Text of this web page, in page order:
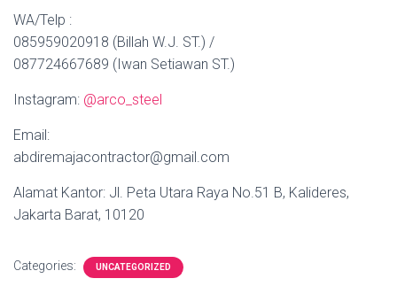
WA/Telp :
085959020918 (Billah W.J. ST.) /
087724667689 (Iwan Setiawan ST.)
Instagram: @arco_steel
Email:
abdiremajacontractor@gmail.com
Alamat Kantor: Jl. Peta Utara Raya No.51 B, Kalideres,
Jakarta Barat, 10120
Categories: UNCATEGORIZED